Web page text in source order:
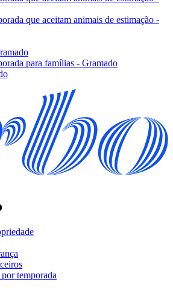
que aceitam animais de estimação -
para famílias - Gramado
temporada